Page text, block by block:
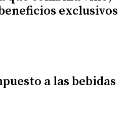
exclusivos
a las bebidas